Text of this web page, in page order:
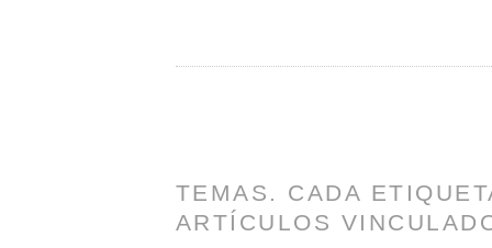
TEMAS. CADA
ARTÍCULOS